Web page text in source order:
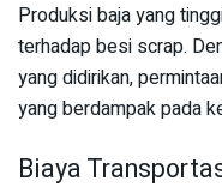
Produksi baja yang
terhadap besi scrap.
yang didirikan,
yang berdampak pada
Biaya